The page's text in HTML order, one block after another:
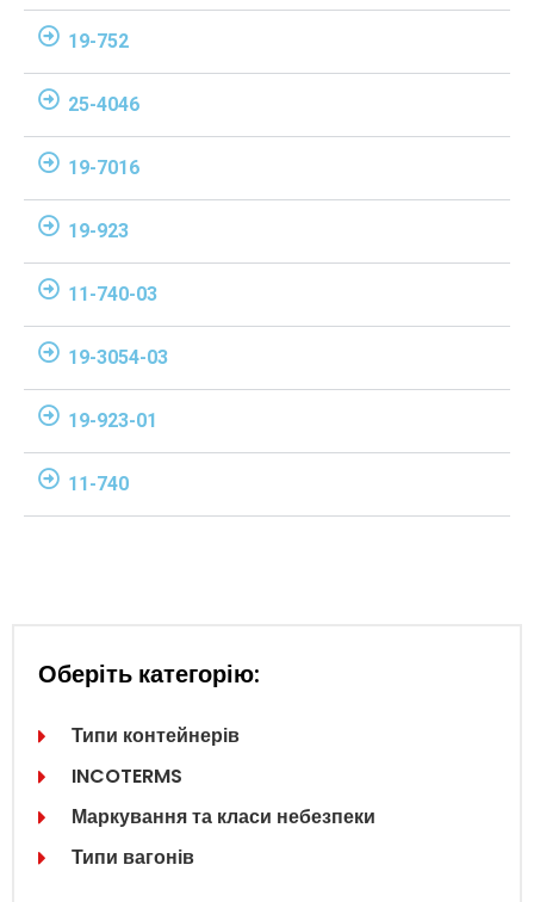
19-752
25-4046
19-7016
19-923
11-740-03
19-3054-03
19-923-01
11-740
Оберіть категорію:
Типи контейнерів
INCOTERMS
Маркування та класи небезпеки
Типи вагонів